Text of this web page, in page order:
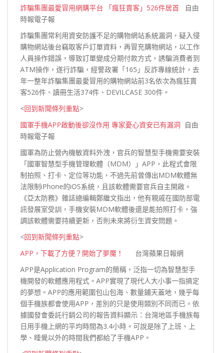
詐騙集團最愛冒用網購平台 「瘋狂賣客」526件居首 自由
時報電子報
詐騙集團常利用資安防護不足的購物網站系統漏洞，疑入侵
購物網站後台竊取客戶訂單資料，再冒充購物網站，以工作
人員操作錯誤，導致訂單變成分期付款方式，誘騙消費者到
ATM操作，遂行詐騙，經警政署「165」反詐專線統計，去
年一整年詐騙集團最愛冒用的購物網站前3名依次為瘋狂賣
客526件、讀冊生活374件、DEVILCASE 300件。
<回到新聞條列重點>
國軍手機APP啟動後卻沒作用 專家憂心資安已有漏洞 自由
時報電子報
國軍為防止營內機敏資料外洩，官兵的智慧型手機需要安裝
「國軍智慧型手機管理軟體（MDM）」APP，此程式會限
制拍照、打卡、定位等功能，不過先前曾傳出MDM軟體無
法限制iPhone的iOS系統，且該軟體需要官兵自主開啟。
《亞太防務》雜誌總編輯鄭繼文指出，他有親戚在國防部電
訊發展室受訓，手機安裝MDM軟體後還是能拍照打卡，強
調該軟體需要持續更新，否則未來將衍生資安問題。
<回到新聞條列重點>
APP，下載了方便？開始了夢魘！
台灣蘋果日報網
APP是Application Program的簡稱，泛指一切為智慧型手
機開發的軟體應用程式。APP實現了現代人大小事一指搞定
的夢想。APP的應用範圍包山包海、數量鋪天蓋地，幾乎每
個手機族都會使用APP，差別的只是使用類別不同而已。依
據國發會委託行銷公司的報告資料顯示：台灣地區手機族每
日用手機上網的平均時間為3.4小時。可說是除了上班、上
學、睡覺以外的時間我們都給了手機APP。